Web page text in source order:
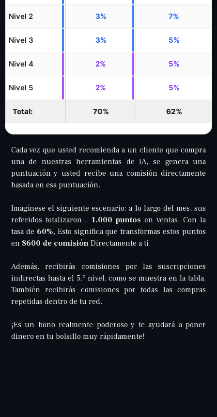
Nivel 2 3% 7%
Nivel 3 3% 5%
Nivel 4 2% 5%
Nivel 5 2% 5%
Total: 70% 62%
Cada vez que usted recomienda a un cliente que compra
una de nuestras herramientas de IA, se genera una
puntuación y usted recibe una comisión directamente
basada en esa puntuación.
Imagínese el siguiente escenario: a lo largo del mes, sus
referidos totalizaron... 1.000 puntos en ventas. Con la
tasa de 60%, Esto significa que transformas estos puntos
en $600 de comisiónDirectamente a ti.
Además, recibirás comisiones por las suscripciones
indirectas hasta el 5.º nivel, como se muestra en la tabla.
También recibirás comisiones por todas las compras
repetidas dentro de tu red.
¡Es un bono realmente poderoso y te ayudará a poner
dinero en tu bolsillo muy rápidamente!